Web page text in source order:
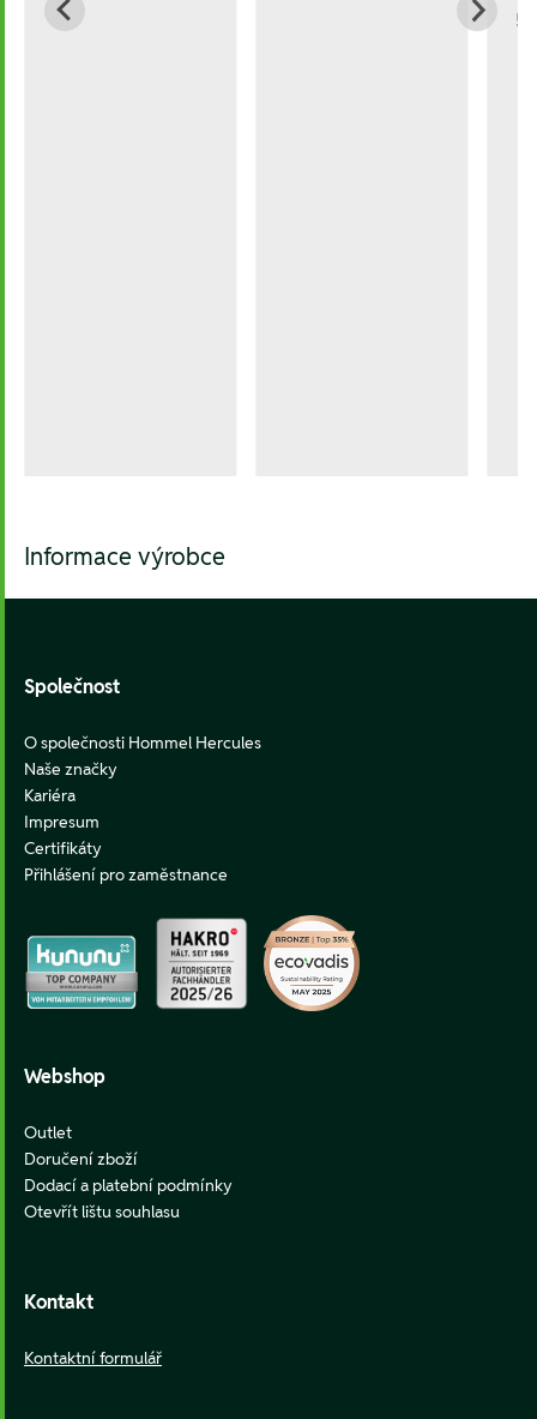
Informace výrobce
Footer
Společnost
O společnosti Hommel Hercules
Naše značky
Kariéra
Impresum
Certifikáty
Přihlášení pro zaměstnance
Webshop
Outlet
Doručení zboží
Dodací a platební podmínky
Otevřít lištu souhlasu
Kontakt
Kontaktní formulář